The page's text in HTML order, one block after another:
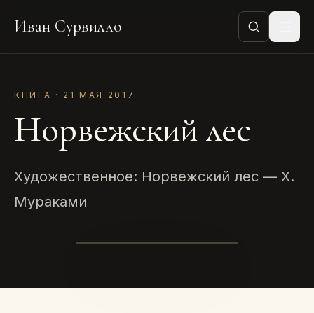
Иван Сурвилло
КНИГА · 21 МАЯ 2017
Норвежский лес
Художественное: Норвежский лес — Х.
Мураками